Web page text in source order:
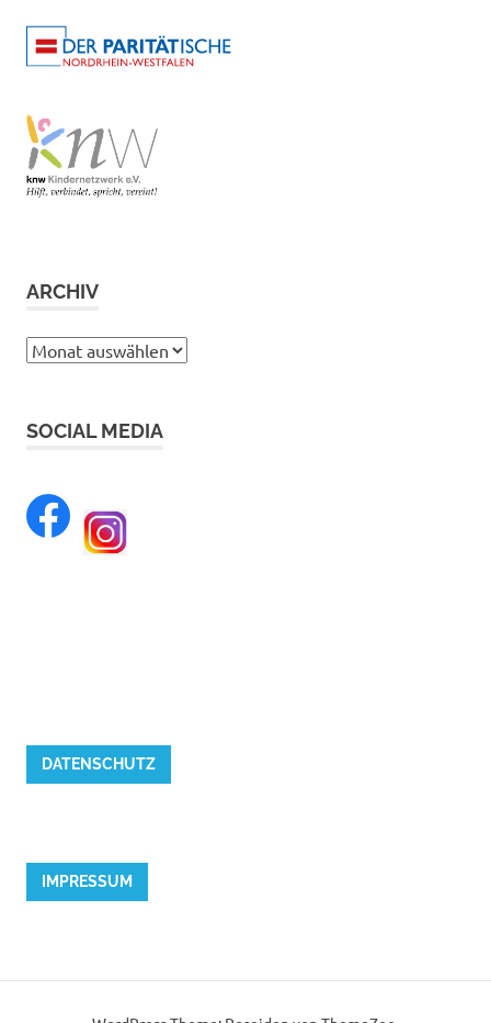
ARCHIV
Archiv
SOCIAL MEDIA
DATENSCHUTZ
IMPRESSUM